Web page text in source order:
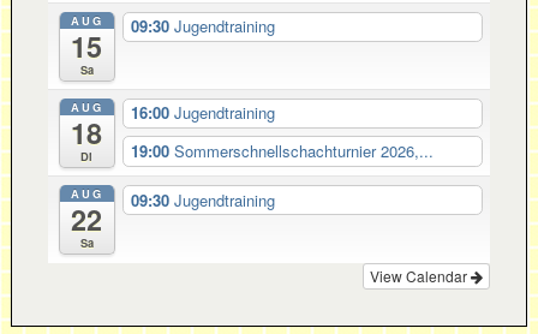
AUG
15
Sa
09:30 Jugendtraining
AUG
18
Di
16:00 Jugendtraining
19:00 Sommerschnellschachturnier 2026,...
AUG
22
Sa
09:30 Jugendtraining
View Calendar